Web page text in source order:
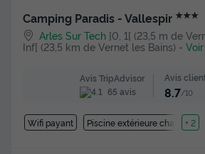
Camping Paradis - Vallespir ★★★
Arles Sur Tech ]0, 1[ (23,5 m de
Inf[ (23,5 km de Vernet les Bains) -
Avis TripAdvisor
65 avis
Avis
8.7/10
Wifi payant Piscine extérieure chauffée
+ 2